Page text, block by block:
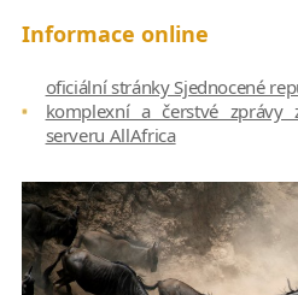
Informace online
oficiální stránky Sjednocené
komplexní a čerstvé zprávy
serveru AllAfrica